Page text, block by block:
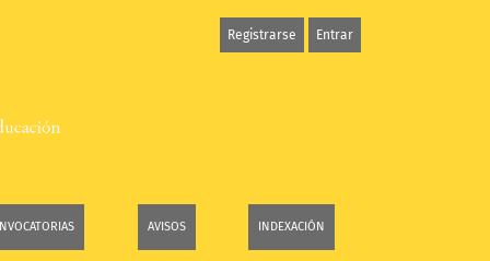
AVISOS INDEXACIÓN
Registrarse Entrar